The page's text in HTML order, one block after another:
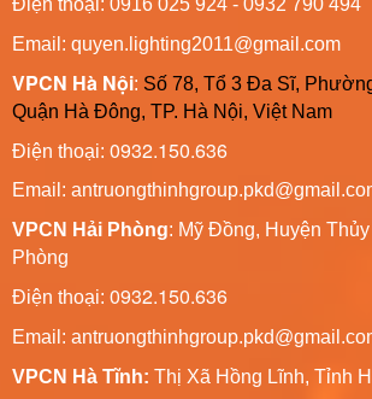
Email: quyen.lighting2011@gmail.com
VPCN Hà Nội: Số 78, Tổ 3 Đa Sĩ,
Quận Hà Đông, TP. Hà Nội, Việt Nam
Điện thoại: 0932.150.636
Email:
VPCN Hải Phòng: Mỹ Đồng, Huyện
Phòng
Điện thoại: 0932.150.636
Email:
VPCN Hà Tĩnh: Thị Xã Hồng Lĩnh, Tỉnh